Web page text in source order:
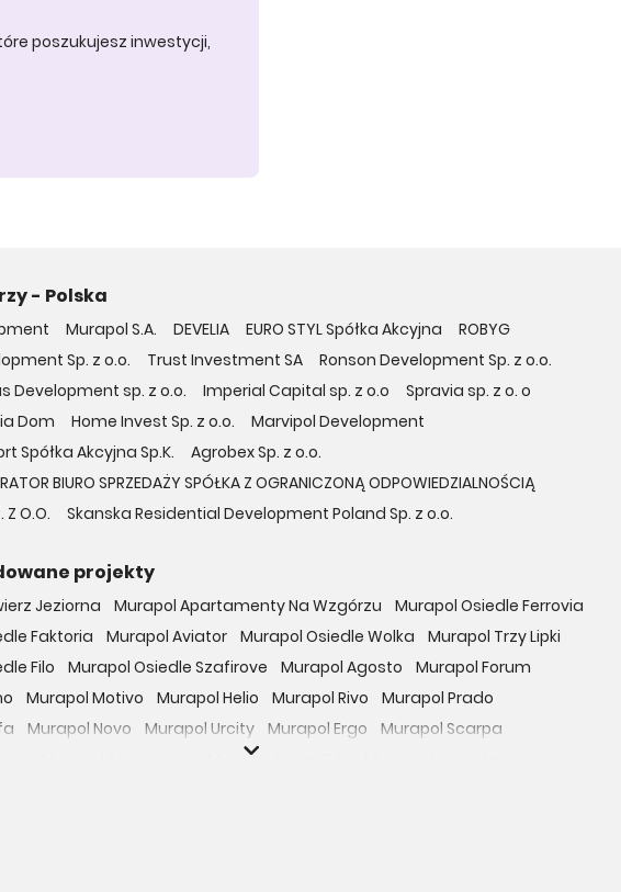
poszukujesz inwestycji,
- Polska
Murapol S.A. DEVELIA EURO STYL Spółka Akcyjna
ROBYG
Sp. z o.o.
Trust Investment SA
Ronson Development Sp. z o.o.
Development sp. z o.o. Imperial Capital sp. z o.o
Spravia sp. z o. o
Dom
Home Invest Sp. z o.o.
Marvipol Development
Spółka Akcyjna Sp.K.
Agrobex Sp. z o.o.
BIURO SPRZEDAŻY SPÓŁKA Z OGRANICZONĄ ODPOWIEDZIALNOŚCIĄ
Z O.O.
Skanska Residential Development Poland Sp. z o.o.
projekty
Jeziorna Murapol Apartamenty Na Wzgórzu
Murapol Osiedle Ferrovia
Faktoria
Murapol Aviator Murapol Osiedle Wolka
Murapol Trzy Lipki
Filo
Murapol Osiedle Szafirove Murapol Agosto
Murapol Forum
Murapol Motivo Murapol Helio Murapol Rivo
Murapol Prado
Murapol Novo Murapol Urcity Murapol Ergo
Murapol Scarpa
Murapol GreenCity